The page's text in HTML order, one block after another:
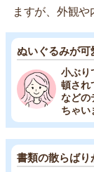
ますが、外観や
ぬいぐるみが可
小ぶり
頓され
などの
ちゃい
書類の散らばり